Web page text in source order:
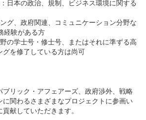
日本の政治、規制、ビジネス環境に関する
グ、政府関連、コミュニケーション分野な
経験がある方
の学士号・修士号、またはそれに準ずる高
グを修了している方は尚可
ブリック・アフェアーズ、政府渉外、戦略
に関わるさまざまなプロジェクトに参画い
献していただきます。